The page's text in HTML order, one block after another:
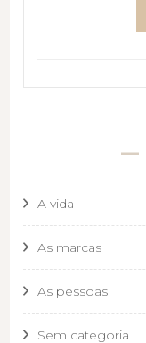
A vida
As marcas
As pessoas
Sem categoria